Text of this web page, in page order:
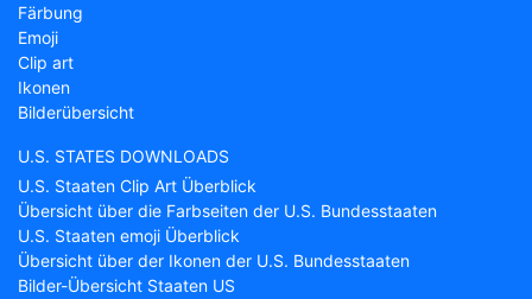
Färbung
Emoji
Clip art
Ikonen
Bilderübersicht
U.S. STATES DOWNLOADS
U.S. Staaten Clip Art Überblick
Übersicht über die Farbseiten der U.S. Bundesstaaten
U.S. Staaten emoji Überblick
Übersicht über der Ikonen der U.S. Bundesstaaten
Bilder-Übersicht Staaten US